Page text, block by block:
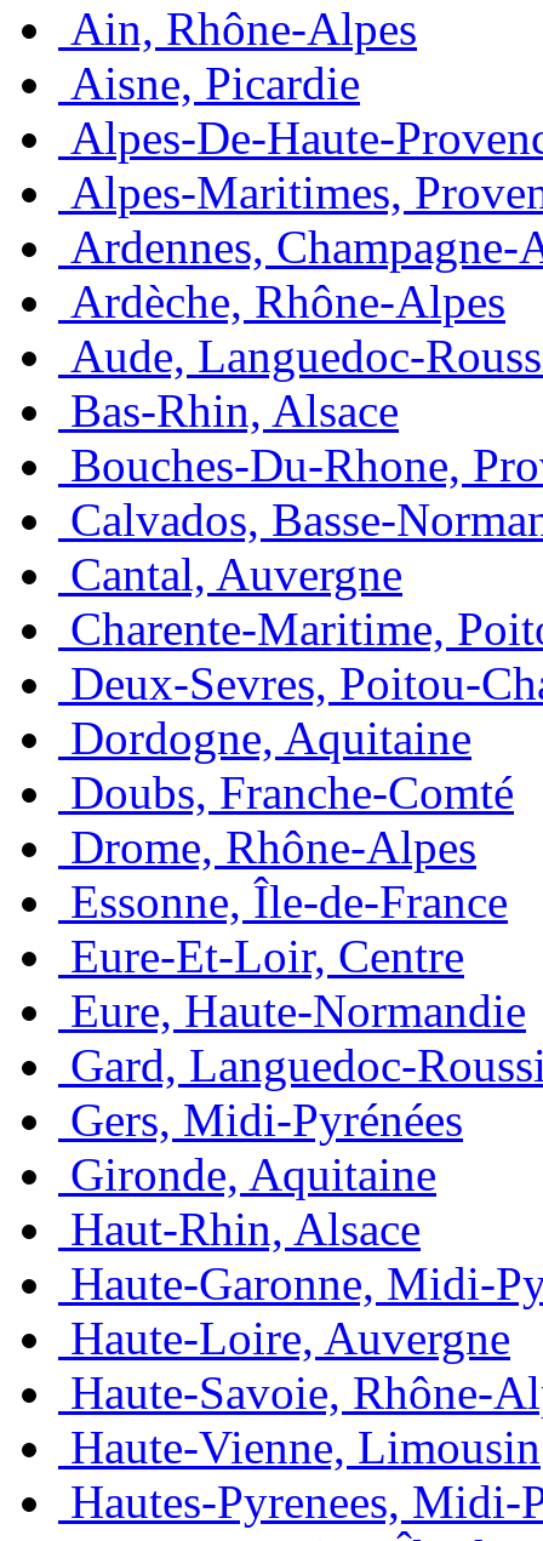
Ain, Rhône-Alpes
Aisne, Picardie
Alpes-De-Haute-
Alpes-Maritimes,
Ardennes, Champagne-
Ardèche, Rhône-Alpes
Aude, Languedoc-
Bas-Rhin, Alsace
Bouches-Du-Rhone,
Calvados, Basse-
Cantal, Auvergne
Charente-Maritime,
Deux-Sevres, Poitou-
Dordogne, Aquitaine
Doubs, Franche-Comté
Drome, Rhône-Alpes
Essonne, Île-de-France
Eure-Et-Loir, Centre
Eure, Haute-Normandie
Gard, Languedoc-
Gers, Midi-Pyrénées
Gironde, Aquitaine
Haut-Rhin, Alsace
Haute-Garonne, Midi-
Haute-Loire, Auvergne
Haute-Savoie, Rhône-
Haute-Vienne, Limousin
Hautes-Pyrenees, Midi-